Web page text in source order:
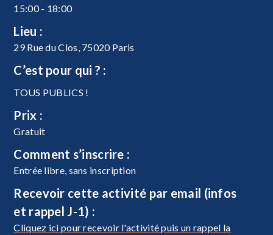
15:00 - 18:00
Lieu :
29 Rue du Clos, 75020 Paris
C’est pour qui ? :
TOUS PUBLICS !
Prix :
Gratuit
Comment s’inscrire :
Entrée libre, sans inscription
Recevoir cette activité par email (infos
et rappel J-1) :
Cliquez ici pour recevoir l'activité puis un rappel la